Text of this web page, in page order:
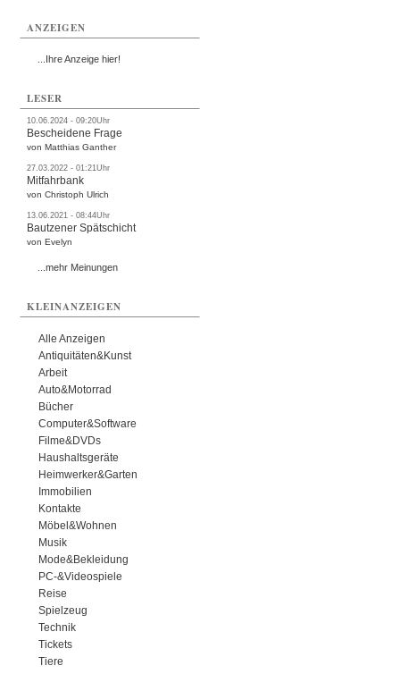
ANZEIGEN
...Ihre Anzeige hier!
LESER
10.06.2024 - 09:20Uhr
Bescheidene Frage
von Matthias Ganther
27.03.2022 - 01:21Uhr
Mitfahrbank
von Christoph Ulrich
13.06.2021 - 08:44Uhr
Bautzener Spätschicht
von Evelyn
...mehr Meinungen
KLEINANZEIGEN
Alle Anzeigen
Antiquitäten&Kunst
Arbeit
Auto&Motorrad
Bücher
Computer&Software
Filme&DVDs
Haushaltsgeräte
Heimwerker&Garten
Immobilien
Kontakte
Möbel&Wohnen
Musik
Mode&Bekleidung
PC-&Videospiele
Reise
Spielzeug
Technik
Tickets
Tiere